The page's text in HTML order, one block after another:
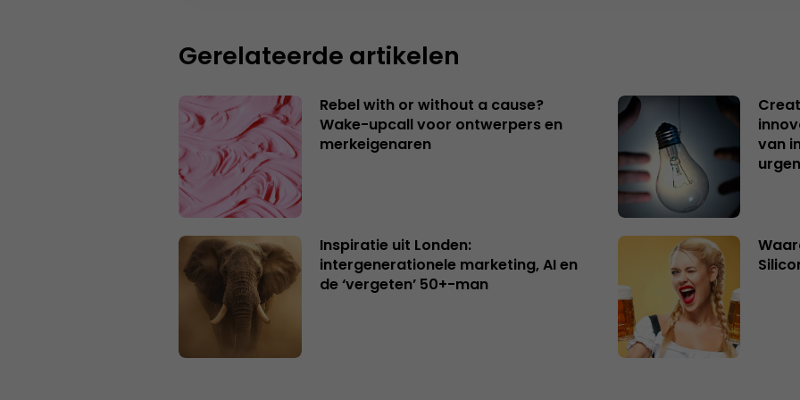
Gerelateerde artikelen
Rebel with or without a cause?
Wake-upcall voor ontwerpers en
merkeigenaren
van
Inspiratie uit Londen:
intergenerationele marketing, AI en
de ‘vergeten’ 50+-man